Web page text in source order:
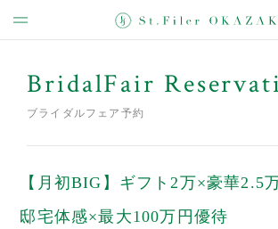
BridalFair
ブライダルフェア予約
【月初BIG】ギフト2万×豪華2.5
邸宅体感×最大100万円優待